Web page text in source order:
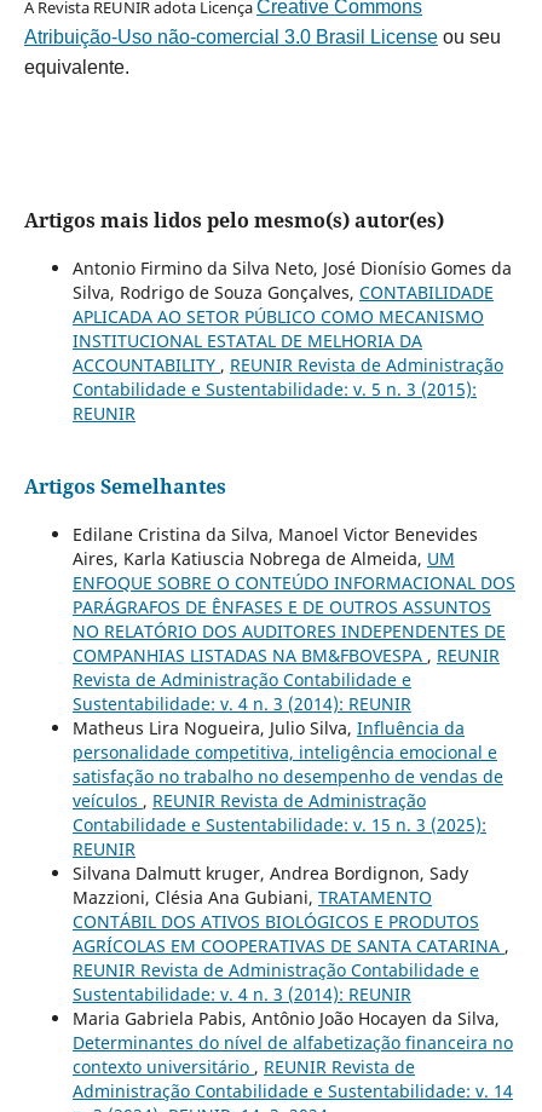
A Revista REUNIR adota LicençaCreative Commons
Atribuição-Uso não-comercial 3.0 Brasil Licenseou seu
equivalente.
Artigos mais lidos pelo mesmo(s) autor(es)
Antonio Firmino da Silva Neto, José Dionísio Gomes da
Silva, Rodrigo de Souza Gonçalves, CONTABILIDADE
APLICADA AO SETOR PÚBLICO COMO MECANISMO
INSTITUCIONAL ESTATAL DE MELHORIA DA
ACCOUNTABILITY , REUNIR Revista de Administração
Contabilidade e Sustentabilidade: v. 5 n. 3 (2015):
REUNIR
Artigos Semelhantes
Edilane Cristina da Silva, Manoel Victor Benevides
Aires, Karla Katiuscia Nobrega de Almeida, UM
ENFOQUE SOBRE O CONTEÚDO INFORMACIONAL DOS
PARÁGRAFOS DE ÊNFASES E DE OUTROS ASSUNTOS
NO RELATÓRIO DOS AUDITORES INDEPENDENTES DE
COMPANHIAS LISTADAS NA BM&FBOVESPA , REUNIR
Revista de Administração Contabilidade e
Sustentabilidade: v. 4 n. 3 (2014): REUNIR
Matheus Lira Nogueira, Julio Silva, Influência da
personalidade competitiva, inteligência emocional e
satisfação no trabalho no desempenho de vendas de
veículos , REUNIR Revista de Administração
Contabilidade e Sustentabilidade: v. 15 n. 3 (2025):
REUNIR
Silvana Dalmutt kruger, Andrea Bordignon, Sady
Mazzioni, Clésia Ana Gubiani, TRATAMENTO
CONTÁBIL DOS ATIVOS BIOLÓGICOS E PRODUTOS
AGRÍCOLAS EM COOPERATIVAS DE SANTA CATARINA ,
REUNIR Revista de Administração Contabilidade e
Sustentabilidade: v. 4 n. 3 (2014): REUNIR
Maria Gabriela Pabis, Antônio João Hocayen da Silva,
Determinantes do nível de alfabetização financeira no
contexto universitário , REUNIR Revista de
Administração Contabilidade e Sustentabilidade: v. 14